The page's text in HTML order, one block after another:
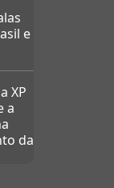
e
XP
a
da